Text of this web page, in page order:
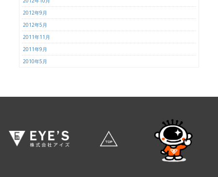
2012年9月
2012年5月
2011年11月
2011年9月
2010年5月